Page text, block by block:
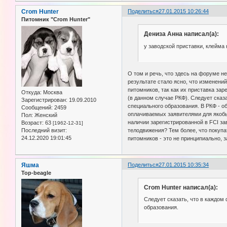
Поделиться27.01.2015 10:26:44
Crom Hunter
Питомник "Crom Hunter"
Откуда: Москва
Зарегистрирован: 19.09.2010
Сообщений: 2459
Пол: Женский
Возраст: 63 [1962-12-31]
Последний визит:
24.12.2020 19:01:45
Дениза Анна написал(а):
у заводской приставки,
О том и речь, что здесь на форуме
результате стало ясно, что
питомников, так как их приставка
(в данном случае РКФ). Следует
специального образования. В РКФ -
оплачиваемых заявителями для
наличии зарегистрированной в FCI
телодвижения? Тем более, что
питомников - это не принципиально,
Поделиться27.01.2015 10:35:34
Яшма
Top-beagle
Crom Hunter написал(а):
Следует сказать, что в каждом
образования.